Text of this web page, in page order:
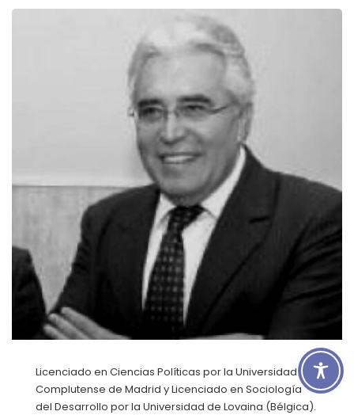
Licenciado en Ciencias Políticas por la Universidad
Complutense de Madrid y Licenciado en Sociología
del Desarrollo por la Universidad de Lovaina (Bélgica).